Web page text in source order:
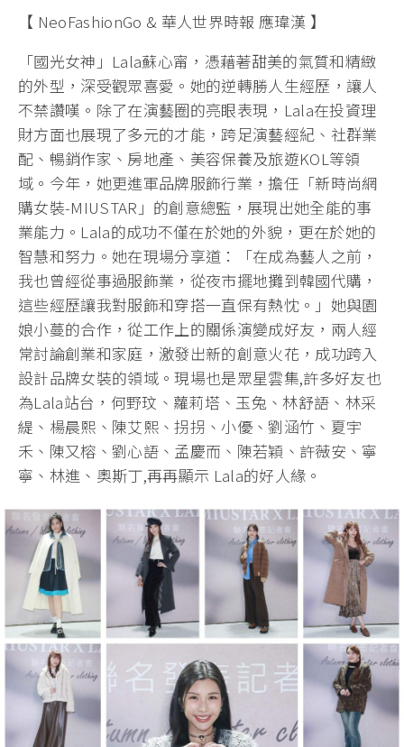
【 NeoFashionGo & 華人世界時報 應瑋漢 】
「國光女神」Lala蘇心甯，憑藉著甜美的氣質和精緻
的外型，深受觀眾喜愛。她的逆轉勝人生經歷，讓人
不禁讚嘆。除了在演藝圈的亮眼表現，Lala在投資理
財方面也展現了多元的才能，跨足演藝經紀、社群業
配、暢銷作家、房地產、美容保養及旅遊KOL等領
域。今年，她更進軍品牌服飾行業，擔任「新時尚網
購女裝-MIUSTAR」的創意總監，展現出她全能的事
業能力。Lala的成功不僅在於她的外貌，更在於她的
智慧和努力。她在現場分享道：「在成為藝人之前，
我也曾經從事過服飾業，從夜市擺地攤到韓國代購，
這些經歷讓我對服飾和穿搭一直保有熱忱。」她與園
娘小蔓的合作，從工作上的關係演變成好友，兩人經
常討論創業和家庭，激發出新的創意火花，成功跨入
設計品牌女裝的領域。現場也是眾星雲集,許多好友也
為Lala站台，何野玟、蘿莉塔、玉兔、林舒語、林采
緹、楊晨熙、陳艾熙、拐拐、小優、劉涵竹、夏宇
禾、陳又榕、劉心語、孟慶而、陳若穎、許薇安、寧
寧、林進、奧斯丁,再再顯示 Lala的好人緣。